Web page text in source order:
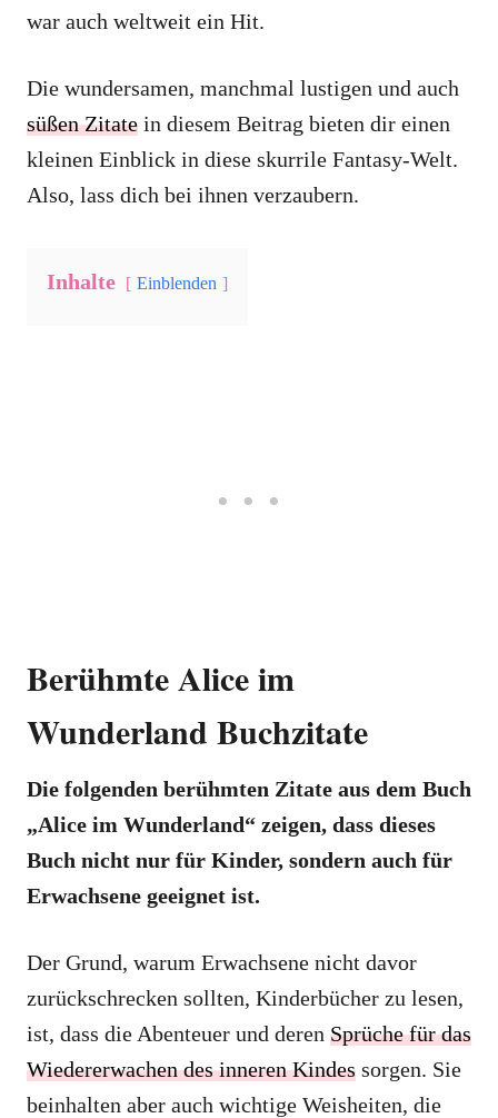
war auch weltweit ein Hit.
Die wundersamen, manchmal lustigen und auch
süßen Zitate in diesem Beitrag bieten dir einen
kleinen Einblick in diese skurrile Fantasy-Welt.
Also, lass dich bei ihnen verzaubern.
Inhalte Einblenden
Berühmte Alice im
Wunderland Buchzitate
Die folgenden berühmten Zitate aus dem Buch
„Alice im Wunderland“ zeigen, dass dieses
Buch nicht nur für Kinder, sondern auch für
Erwachsene geeignet ist.
Der Grund, warum Erwachsene nicht davor
zurückschrecken sollten, Kinderbücher zu lesen,
ist, dass die Abenteuer und deren Sprüche für das
Wiedererwachen des inneren Kindes sorgen. Sie
beinhalten aber auch wichtige Weisheiten, die